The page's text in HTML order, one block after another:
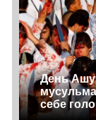
День
себе